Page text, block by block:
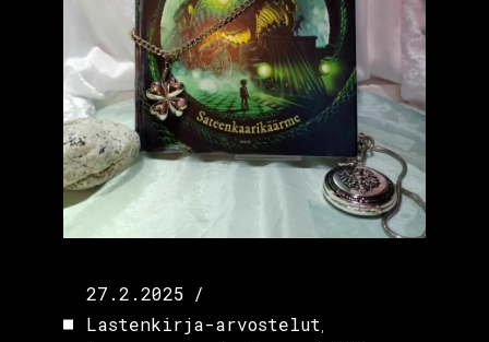
27.2.2025
Lastenkirja-arvostelut,